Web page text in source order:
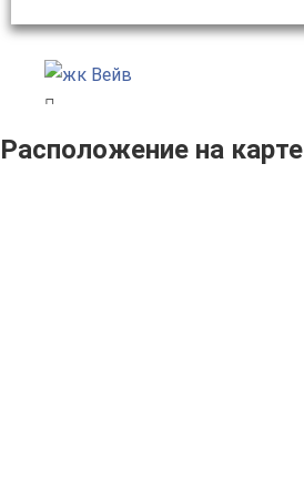
Расположение на карте